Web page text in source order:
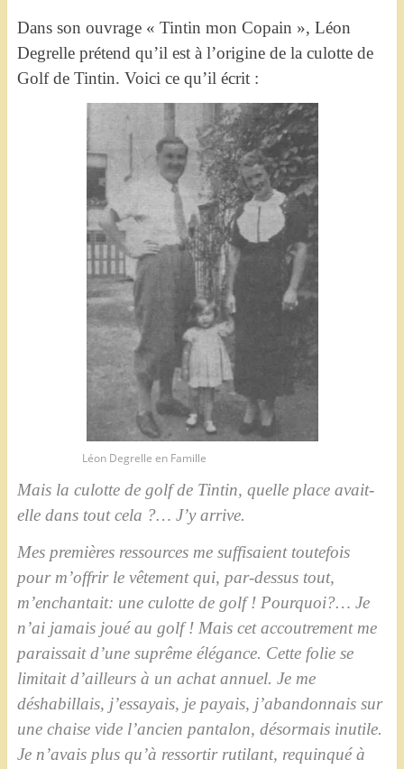
Dans son ouvrage « Tintin mon Copain », Léon
Degrelle prétend qu’il est à l’origine de la culotte de
Golf de Tintin. Voici ce qu’il écrit :
Léon Degrelle en Famille
Mais la culotte de golf de Tintin, quelle place avait-
elle dans tout cela ?… J’y arrive.
Mes premières ressources me suffisaient toutefois
pour m’offrir le vêtement qui, par-dessus tout,
m’enchantait: une culotte de golf ! Pourquoi?… Je
n’ai jamais joué au golf ! Mais cet accoutrement me
paraissait d’une suprême élégance. Cette folie se
limitait d’ailleurs à un achat annuel. Je me
déshabillais, j’essayais, je payais, j’abandonnais sur
une chaise vide l’ancien pantalon, désormais inutile.
Je n’avais plus qu’à ressortir rutilant, requinqué à